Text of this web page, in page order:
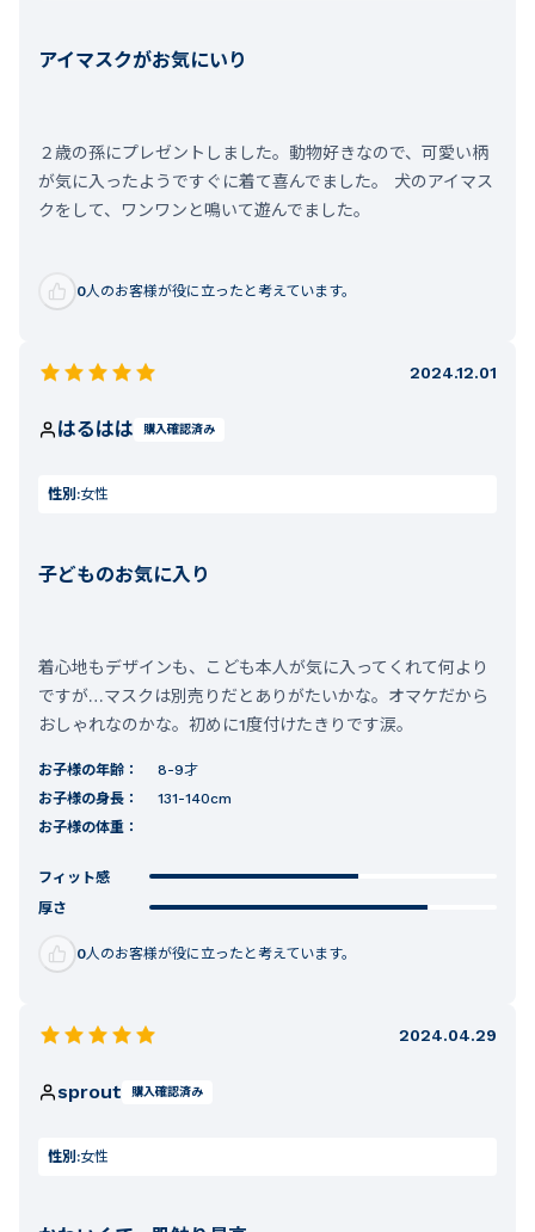
アイマスクがお気にいり
２歳の孫にプレゼントしました。動物好きなので、可愛い柄
が気に入ったようですぐに着て喜んでました。 犬のアイマス
クをして、ワンワンと鳴いて遊んでました。
0人のお客様が役に立ったと考えています。
2024.12.01
はるはは 購入確認済み
性別:女性
子どものお気に入り
着心地もデザインも、こども本人が気に入ってくれて何より
ですが…マスクは別売りだとありがたいかな。オマケだから
おしゃれなのかな。初めに1度付けたきりです涙。
お子様の年齢：
8-9才
お子様の身長：
131-140cm
お子様の体重：
フィット感
厚さ
0人のお客様が役に立ったと考えています。
2024.04.29
sprout 購入確認済み
性別:女性